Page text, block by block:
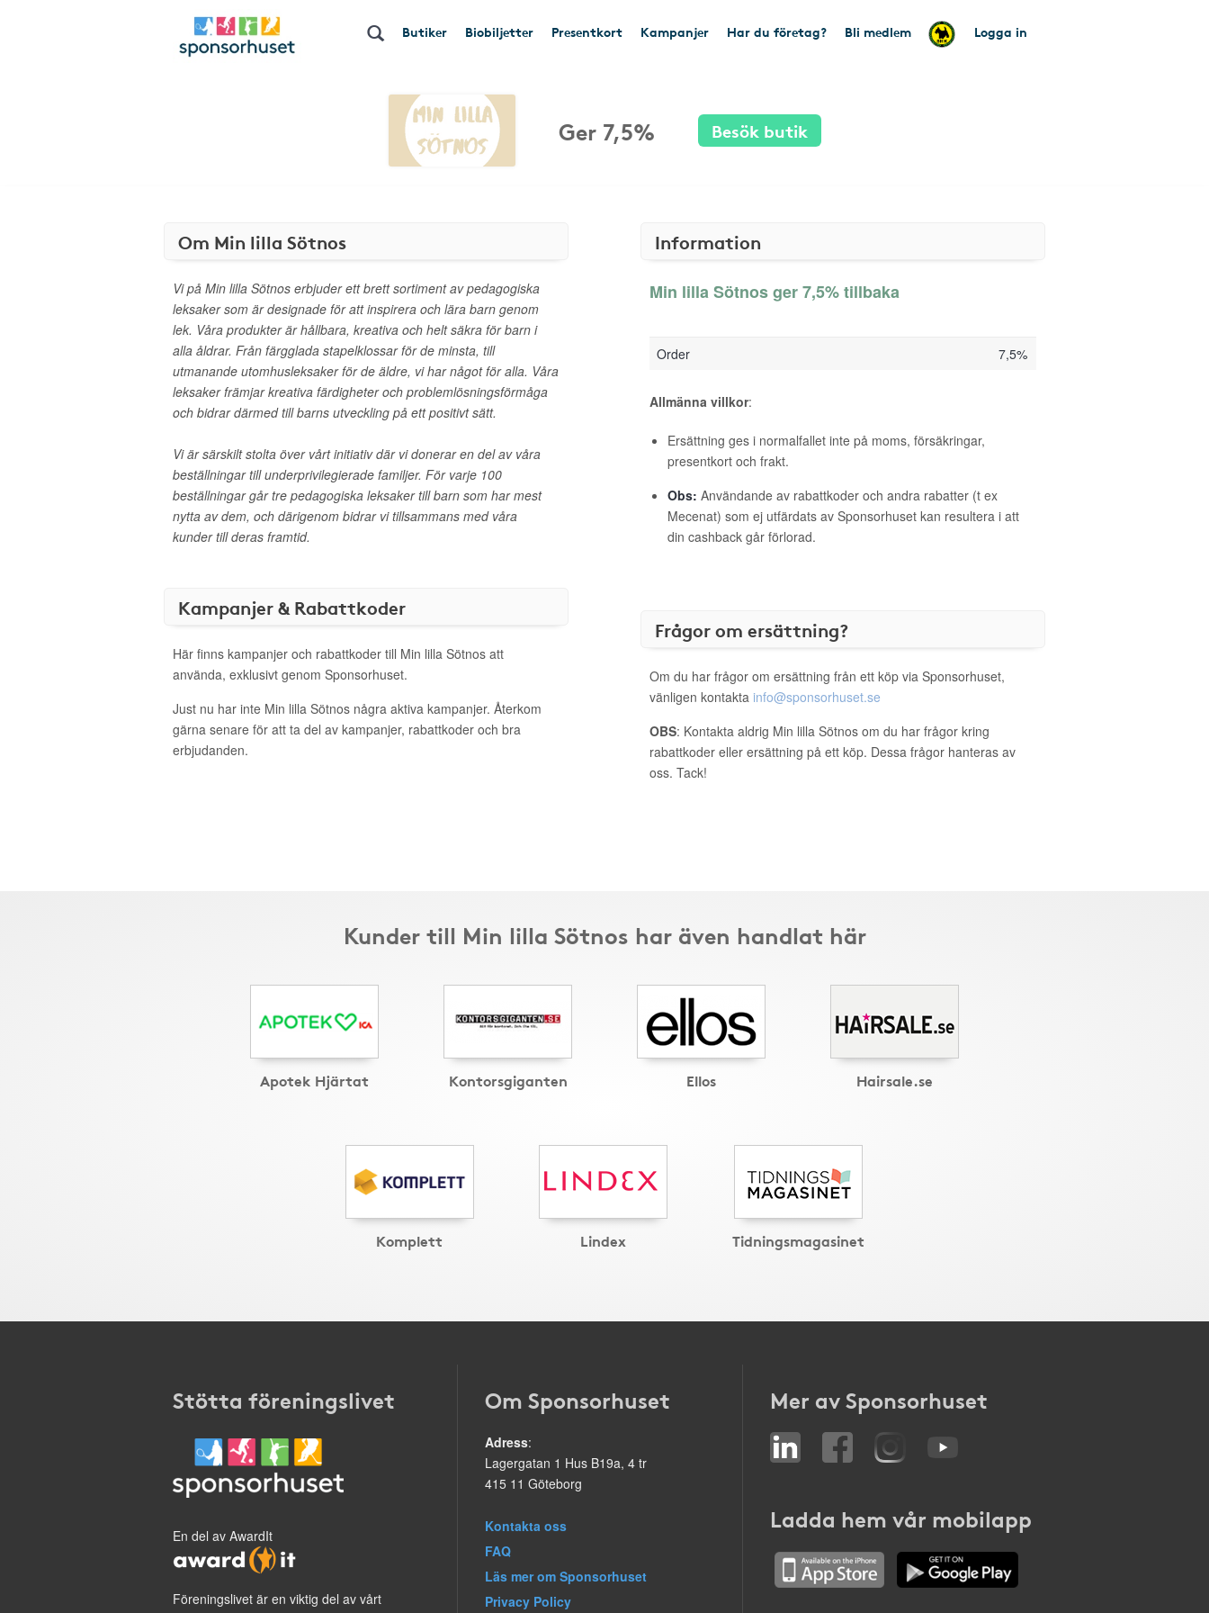
Butiker Biobiljetter Presentkort Kampanjer Har du företag? Bli medlem Logga in
Ger 7,5% Besök butik
Om Min lilla Sötnos
Vi på Min lilla Sötnos erbjuder ett brett sortiment av pedagogiska
leksaker som är designade för att inspirera och lära barn genom
lek. Våra produkter är hållbara, kreativa och helt säkra för barn i
alla åldrar. Från färgglada stapelklossar för de minsta, till
utmanande utomhusleksaker för de äldre, vi har något för alla. Våra
leksaker främjar kreativa färdigheter och problemlösningsförmåga
och bidrar därmed till barns utveckling på ett positivt sätt.
Vi är särskilt stolta över vårt initiativ där vi donerar en del av våra
beställningar till underprivilegierade familjer. För varje 100
beställningar går tre pedagogiska leksaker till barn som har mest
nytta av dem, och därigenom bidrar vi tillsammans med våra
kunder till deras framtid.
Kampanjer & Rabattkoder
Här finns kampanjer och rabattkoder till Min lilla Sötnos att
använda, exklusivt genom Sponsorhuset.
Just nu har inte Min lilla Sötnos några aktiva kampanjer. Återkom
gärna senare för att ta del av kampanjer, rabattkoder och bra
erbjudanden.
Information
Min lilla Sötnos ger 7,5% tillbaka
Order 7,5%
Allmänna villkor:
Ersättning ges i normalfallet inte på moms, försäkringar,
presentkort och frakt.
Obs: Användande av rabattkoder och andra rabatter (t ex
Mecenat) som ej utfärdats av Sponsorhuset kan resultera i att
din cashback går förlorad.
Frågor om ersättning?
Om du har frågor om ersättning från ett köp via Sponsorhuset,
vänligen kontakta info@sponsorhuset.se
OBS: Kontakta aldrig Min lilla Sötnos om du har frågor kring
rabattkoder eller ersättning på ett köp. Dessa frågor hanteras av
oss. Tack!
Kunder till Min lilla Sötnos har även handlat här
Apotek Hjärtat Kontorsgiganten Ellos Hairsale.se
Komplett Lindex Tidningsmagasinet
Stötta föreningslivet
En del av AwardIt
Föreningslivet är en viktig del av vårt
Om Sponsorhuset
Adress:
Lagergatan 1 Hus B19a, 4 tr
415 11 Göteborg
Kontakta oss
FAQ
Läs mer om Sponsorhuset
Privacy Policy
Mer av Sponsorhuset
Ladda hem vår mobilapp